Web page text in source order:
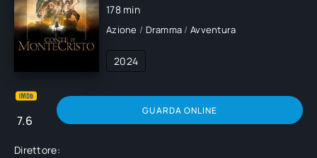
178 min
Azione / Dramma /Avventura
2024
7.6
GUARDA ONLINE
Direttore: